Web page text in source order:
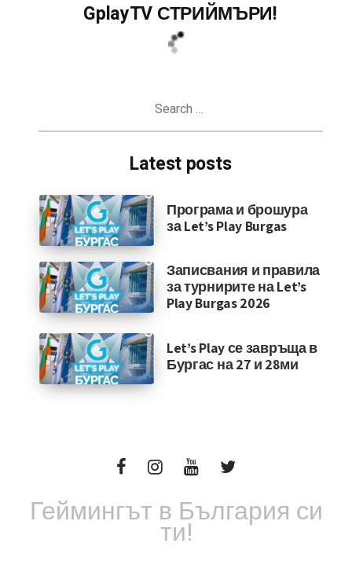
GplayTV СТРИЙМЪРИ!
Latest posts
Програма и брошура
за Let’s Play Burgas
Записвания и правила
за турнирите на Let’s
Play Burgas 2026
Let’s Play се завръща в
Бургас на 27 и 28ми
Геймингът в България си
ти!